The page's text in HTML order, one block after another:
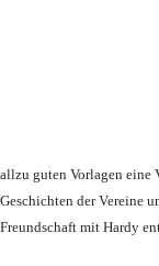
allzu guten Vorlagen eine
Geschichten der Vereine
Freundschaft mit Hardy